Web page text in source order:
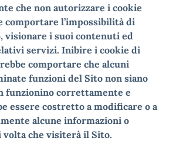
che non autorizzare i cookie
comportare l’impossibilità di
visionare i suoi contenuti ed
servizi. Inibire i cookie di
comportare che alcuni
funzioni del Sito non siano
funzionino correttamente e
essere costretto a modificare o a
alcune informazioni o
che visiterà il Sito.